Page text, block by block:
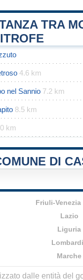
TRA
4.6 km
nel Sannio 7.2 km
8.5 km
km
DI
Friuli-Venezia
Lazio
Liguria
Marche
dalle entità del